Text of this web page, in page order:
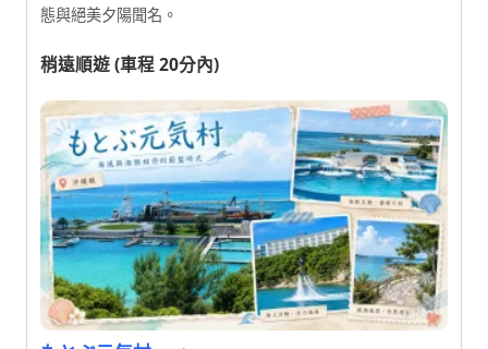
態與絕美夕陽聞名。
稍遠順遊 (車程 20分內)